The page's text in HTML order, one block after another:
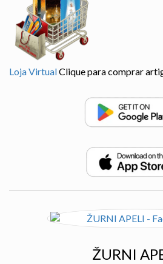
Loja VirtualClique para comprar
ŽURNI